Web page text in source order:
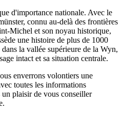
d'importance nationale. Avec le
connu au-delà des frontières
Michel et son noyau historique,
une histoire de plus de 1000
la vallée supérieure de la Wyn,
intact et sa situation centrale.
enverrons volontiers une
toutes les informations
un plaisir de vous conseiller